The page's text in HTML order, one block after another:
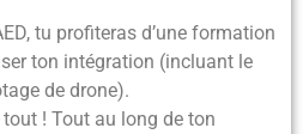
tu profiteras d’une formation
ton intégration (incluant le
de drone).
tout ! Tout au long de ton